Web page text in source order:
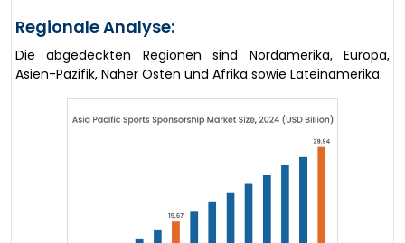
Regionale Analyse:
Die abgedeckten Regionen sind Nordamerika, Europa,
Asien-Pazifik, Naher Osten und Afrika sowie Lateinamerika.